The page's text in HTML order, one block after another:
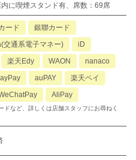
に喫煙スタンド有、席数：69席
ード
銀聯カード
交通系電子マネー)
iD
楽天Edy WAON
nanaco
auPAY
楽天ペイ
AliPay
ドなど、詳しくは店舗スタッフにお尋ねく